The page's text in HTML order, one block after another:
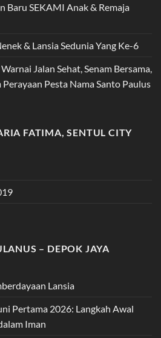
Baru SEKAMI Anak & Remaja
& Lansia Sedunia Yang Ke-6
Jalan Sehat, Senam Bersama,
Pesta Nama Santo Paulus
FATIMA, SENTUL CITY
– DEPOK JAYA
Lansia
Pertama 2026: Langkah Awal
Iman